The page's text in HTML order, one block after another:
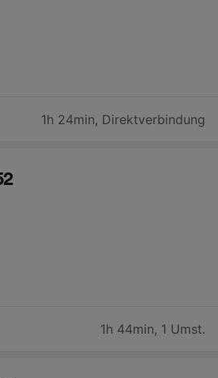
1h 24min, Direktverbindung
1h 44min, 1 Umst.